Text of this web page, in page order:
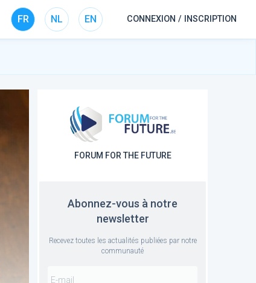
FR NL EN CONNEXION / INSCRIPTION
FORUM FOR THE FUTURE
Abonnez-vous à notre
newsletter
Recevez toutes les actualités publiées par notre
communauté